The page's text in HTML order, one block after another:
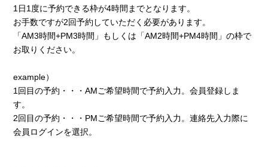
1日1度に予約できる枠が4時間までとなります。
お手数ですが2回予約していただく必要があります。
「AM3時間+PM3時間」もしくは「AM2時間+PM4時間」の枠で
お取りください。
example）
1回目の予約・・・AMご希望時間で予約入力。会員登録しま
す。
2回目の予約・・・PMご希望時間で予約入力。連絡先入力際に
会員ログインを選択。